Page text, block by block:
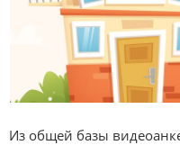
Из общей базы